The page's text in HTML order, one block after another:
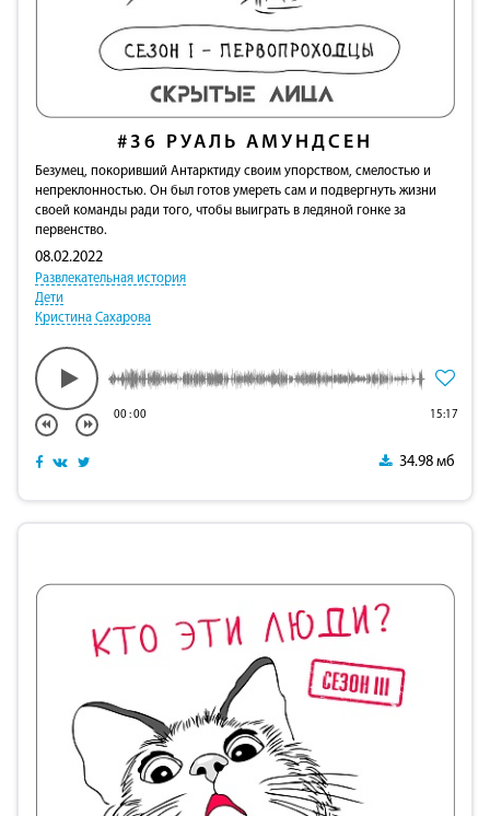
#36 РУАЛЬ АМУНДСЕН
Безумец, покоривший Антарктиду своим упорством, смелостью и
непреклонностью. Он был готов умереть сам и подвергнуть жизни
своей команды ради того, чтобы выиграть в ледяной гонке за
первенство.
08.02.2022
Развлекательная история
Дети
Кристина Сахарова
00:00 15:17
34.98 мб